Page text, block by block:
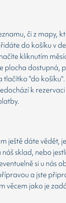
či z mapy,
do košíku v
kliknutím
plocha dostupná,
tlačítko "do
k
ještě dáte vědět,
sklad, nebo
si u nás
a jste
věcem jako je